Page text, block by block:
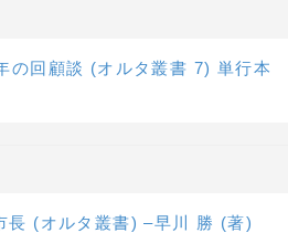
の回顧談 (オルタ叢書 7) 単行本
(オルタ叢書) –早川 勝 (著)